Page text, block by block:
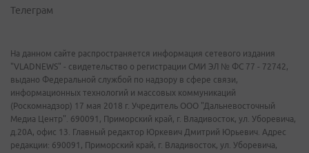
Телеграм
На данном сайте распространяется информация сетевого издания
"VLADNEWS" - свидетельство о регистрации СМИ ЭЛ № ФС 77 - 72742,
выдано Федеральной службой по надзору в сфере связи,
информационных технологий и массовых коммуникаций
(Роскомнадзор) 17 мая 2018 г. Учредитель ООО "Дальневосточный
Медиа Центр". 690091, Приморский край, г. Владивосток, ул. Уборевича,
д.20А, офис 13. Главный редактор Юркевич Дмитрий Юрьевич. Адрес
редакции: 690091, Приморский край, г. Владивосток, ул. Уборевича,